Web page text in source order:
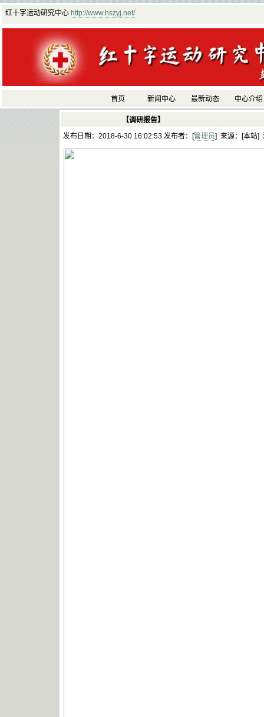
红十字运动研究中心 http://www.hszyj.net/
首页 新闻中心 最新动态 中心介绍
【调研报告】
发布日期：2018-6-30 16:02:53 发布者：[管理员] 来源：[本站]